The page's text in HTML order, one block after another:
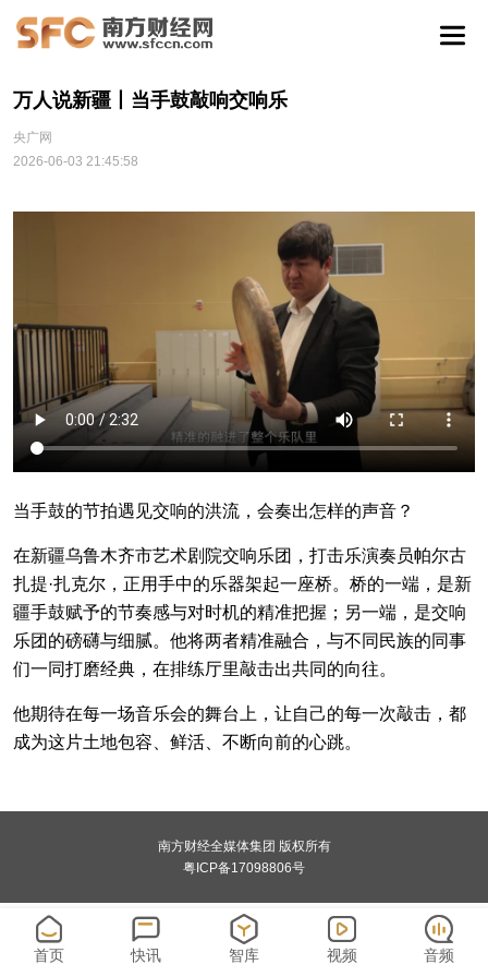
万人说新疆丨当手鼓敲响交响乐
央广网
2026-06-03 21:45:58
当手鼓的节拍遇见交响的洪流，会奏出怎样的声音？
在新疆乌鲁木齐市艺术剧院交响乐团，打击乐演奏员帕尔古
扎提·扎克尔，正用手中的乐器架起一座桥。桥的一端，是新
疆手鼓赋予的节奏感与对时机的精准把握；另一端，是交响
乐团的磅礴与细腻。他将两者精准融合，与不同民族的同事
们一同打磨经典，在排练厅里敲击出共同的向往。
他期待在每一场音乐会的舞台上，让自己的每一次敲击，都
成为这片土地包容、鲜活、不断向前的心跳。
南方财经全媒体集团 版权所有
粤ICP备17098806号
首页 快讯 智库 视频 音频